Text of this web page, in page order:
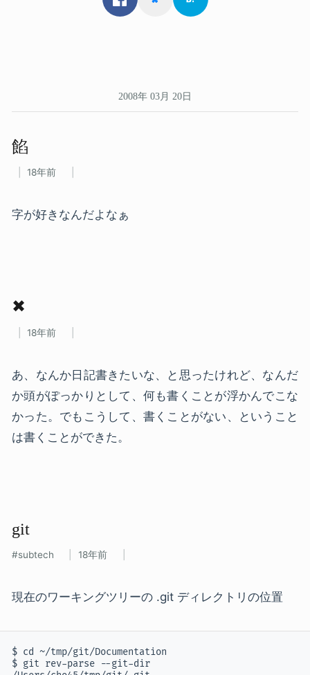
2008年 03月 20日
餡
18年前
字が好きなんだよなぁ
✖
18年前
あ、なんか日記書きたいな、と思ったけれど、なんだ
か頭がぽっかりとして、何も書くことが浮かんでこな
かった。でもこうして、書くことがない、ということ
は書くことができた。
git
subtech 18年前
現在のワーキングツリーの .git ディレクトリの位置
$ cd ~/tmp/git/Documentation
$ git rev-parse --git-dir